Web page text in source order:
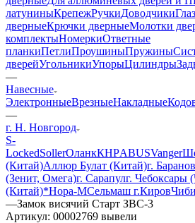
латуниныКрепежРучкиДоводчики
дверныеКрючки дверныеМолотки
комплектыНомеркиОтветные
планкиПетлиПроушиныПружины
дверейУгольникиУпорыЦилиндры
—
Навесные
ЭлектронныеВрезныеНакладные
—
г. Н. Новгород
S-
LockedSollerОланкКНРABUSVanger
(Китай)Аллюр Булат (Китай)г.
(Зенит, Омега)г. Сарапулг. Чебоксары
(Китай)*Нора-МСельмаш г.Киров
—Замок висячий Старт ЗВС-3
Артикул: 00002769 вывели